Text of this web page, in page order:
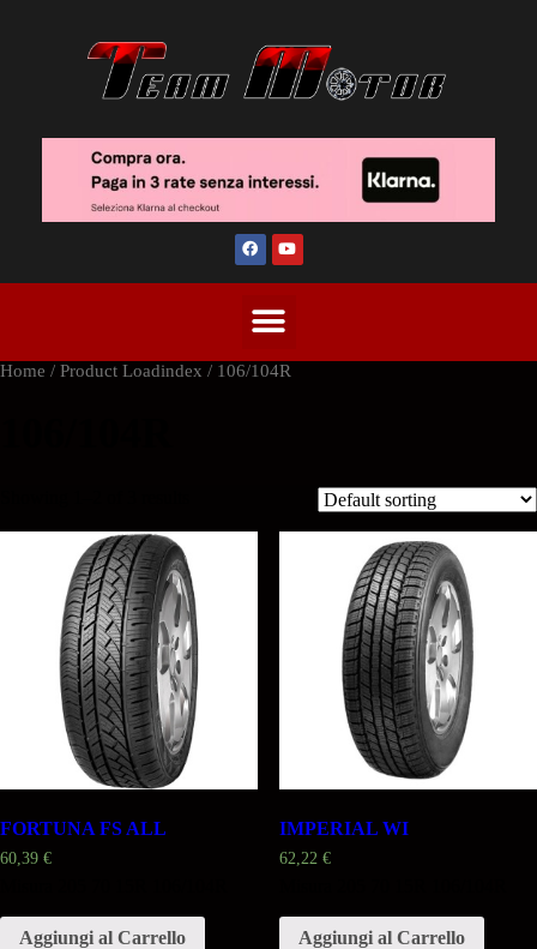
Home / Product Loadindex / 106/104R
FORTUNA FS ALL
60,39 €
Aggiungi al Carrello
IMPERIAL WI
62,22 €
Aggiungi al Carrello